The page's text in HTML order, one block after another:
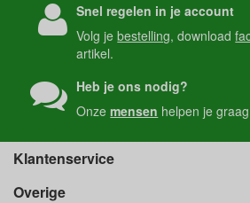
Snel regelen in je account
Volg jebestelling, download
artikel.
Heb je ons nodig?
Onzemensen helpen je
Klantenservice
Overige